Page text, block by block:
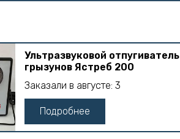
Ультразвуковой отпугиватель
грызунов Ястреб 200
Заказали в августе: 3
Подробнее